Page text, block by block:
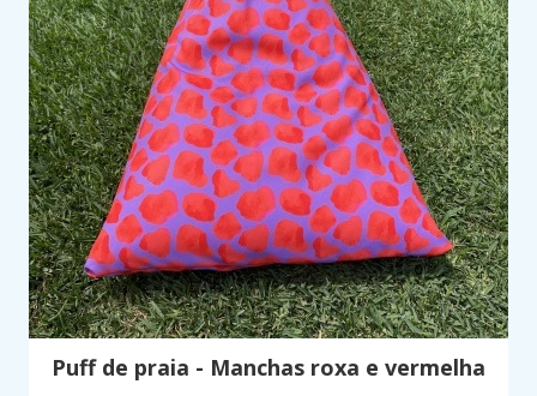
Puff de praia - Manchas roxa e vermelha